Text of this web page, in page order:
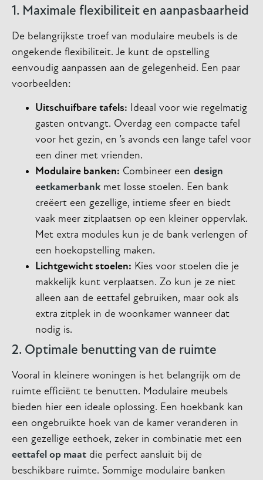
1. Maximale flexibiliteit en aanpasbaarheid
De belangrijkste troef van modulaire meubels is de
ongekende flexibiliteit. Je kunt de opstelling
eenvoudig aanpassen aan de gelegenheid. Een paar
voorbeelden:
Uitschuifbare tafels: Ideaal voor wie regelmatig
gasten ontvangt. Overdag een compacte tafel
voor het gezin, en ’s avonds een lange tafel voor
een diner met vrienden.
Modulaire banken: Combineer een design
eetkamerbank met losse stoelen. Een bank
creëert een gezellige, intieme sfeer en biedt
vaak meer zitplaatsen op een kleiner oppervlak.
Met extra modules kun je de bank verlengen of
een hoekopstelling maken.
Lichtgewicht stoelen: Kies voor stoelen die je
makkelijk kunt verplaatsen. Zo kun je ze niet
alleen aan de eettafel gebruiken, maar ook als
extra zitplek in de woonkamer wanneer dat
nodig is.
2. Optimale benutting van de ruimte
Vooral in kleinere woningen is het belangrijk om de
ruimte efficiënt te benutten. Modulaire meubels
bieden hier een ideale oplossing. Een hoekbank kan
een ongebruikte hoek van de kamer veranderen in
een gezellige eethoek, zeker in combinatie met een
eettafel op maat die perfect aansluit bij de
beschikbare ruimte. Sommige modulaire banken